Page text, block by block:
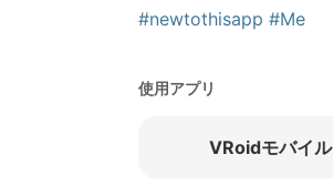
#newtothisapp #Me
使用アプリ
VRoidモバイル